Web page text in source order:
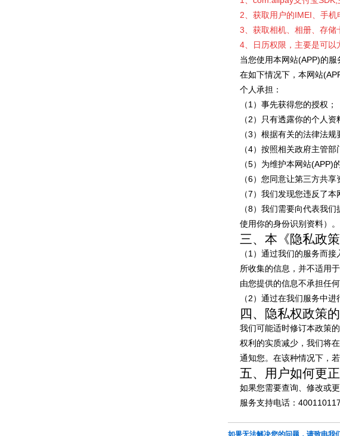
2、 获取用户的IMEI、手机
3、获取相机、相册、 存储
4、日历权限，主要是可以
当您使用本网站(APP)的服
在如下情况下，本网站
个人承担：
（1）事先获得您的授权；
（2）只有透露你的个人
（3）根据有关的法律法规
（4）按照相关政府主管部
（5）为维护本网站(APP)
（6）您同意让第三方共享
（7）我们发现您违反了
（8）我们需要向代表我
使用你的身份识别资料）。
三、本《隐私政
（1）通过我们的服务而
所收集的信息，并不适用
由您提供的信息不承担任何
（2）通过在我们服务中
四、隐私权政策
我们可能适时修订本政策
权利的实质减少，我们将
通知您。在该种情况下，
五、用户如何更
如果您需要查询、修改或
服务支持电话：
如果无法解决您的问题，请致电我